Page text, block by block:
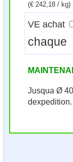
(€ 242,18 / kg)
VE achat
Jusqua Ø
dexpedition.